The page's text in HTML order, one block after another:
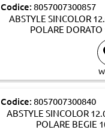
Codice: 8057007300857
ABSTYLE SINCOLOR
POLARE DORATO
Codice: 8057007300840
ABSTYLE SINCOLOR
POLARE BEGIE